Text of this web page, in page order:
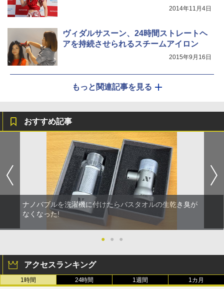
2014年11月4日
ヴィダルサスーン、24時間ストレートヘ
アを持続させられるスチームアイロン
2015年9月16日
もっと関連記事を見る
おすすめ記事
ナノバブルを洗濯機に付けたらバスタオルの生乾き臭が
なくなった!
● ● ●
アクセスランキング
1時間 24時間 1週間 1カ月